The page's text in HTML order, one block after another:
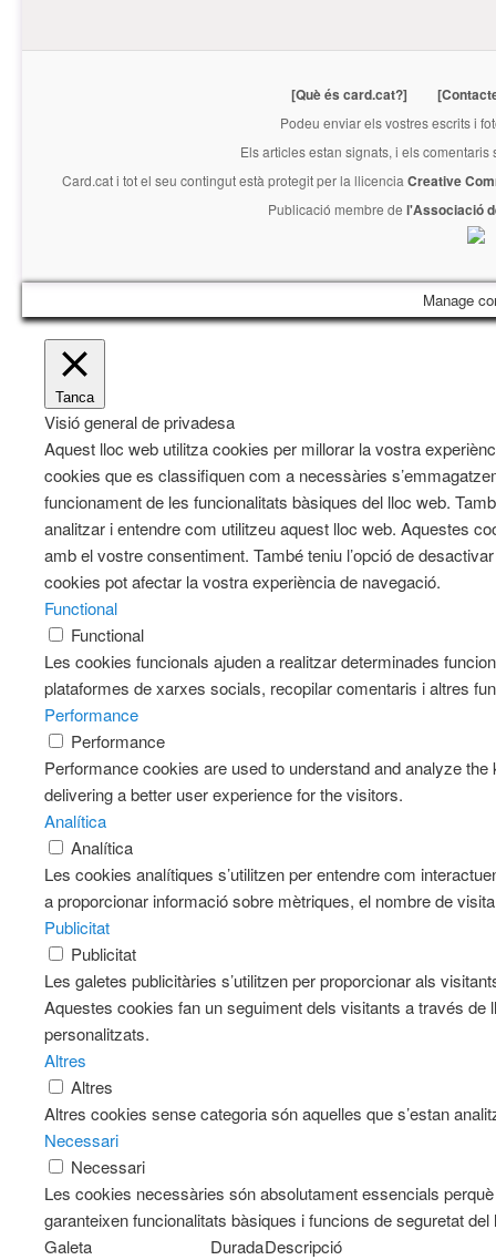
[Què és card.cat?]
Podeu enviar els vostres escrits i
Els articles estan signats, i els
Card.cati tot el seu contingut està protegit per la llicenciaCreative
Publicació membre de l'Associació
Manage
Tanca
Visió general de privadesa
Aquest lloc web utilitza cookies per millorar la vostra
cookies que es classifiquen com a necessàries
funcionament de les funcionalitats bàsiques del lloc web.
analitzar i entendre com utilitzeu aquest lloc web. Aquestes
amb el vostre consentiment. També teniu l’opció de
cookies pot afectar la vostra experiència de navegació.
Functional
Functional
Les cookies funcionals ajuden a realitzar determinades
plataformes de xarxes socials, recopilar comentaris i altres
Performance
Performance
Performance cookies are used to understand and analyze
delivering a better user experience for the visitors.
Analítica
Analítica
Les cookies analítiques s’utilitzen per entendre com
a proporcionar informació sobre mètriques, el nombre de
Publicitat
Publicitat
Les galetes publicitàries s’utilitzen per proporcionar als
Aquestes cookies fan un seguiment dels visitants a través
personalitzats.
Altres
Altres
Altres cookies sense categoria són aquelles que s’estan
Necessari
Necessari
Les cookies necessàries són absolutament essencials
garanteixen funcionalitats bàsiques i funcions de seguretat
Galeta
DuradaDescripció